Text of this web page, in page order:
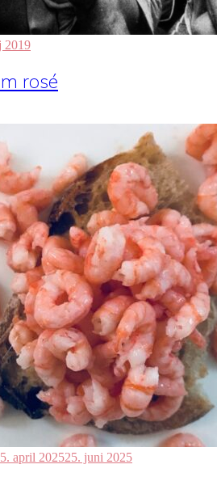
2019
rosé
april 202525. juni 2025